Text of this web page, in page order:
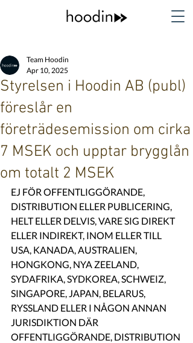
Styrelsen i Hoodin AB (publ)
föreslår en
företrädesemission om cirka
7 MSEK och upptar brygglån
om totalt 2 MSEK
Team Hoodin
Apr 10, 2025
EJ FÖR OFFENTLIGGÖRANDE,
DISTRIBUTION ELLER PUBLICERING,
HELT ELLER DELVIS, VARE SIG DIREKT
ELLER INDIREKT, INOM ELLER TILL
USA, KANADA, AUSTRALIEN,
HONGKONG, NYA ZEELAND,
SYDAFRIKA, SYDKOREA, SCHWEIZ,
SINGAPORE, JAPAN, BELARUS,
RYSSLAND ELLER I NÅGON ANNAN
JURISDIKTION DÄR
OFFENTLIGGÖRANDE, DISTRIBUTION